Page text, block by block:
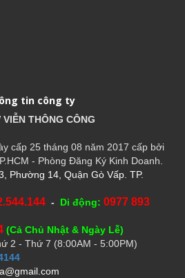
tin công ty
THÔNG CÔNG
cấp 25 tháng 08 năm 2017 cấp bởi
- Phòng Đăng Ký Kinh Doanh.
Phường 14, Quận Gò Vấp. TP.
- Di động: 0977 893
(Cả Chủ Nhật & Ngày Lễ)
2 - Thứ 7 (8:00AM - 5:00PM)